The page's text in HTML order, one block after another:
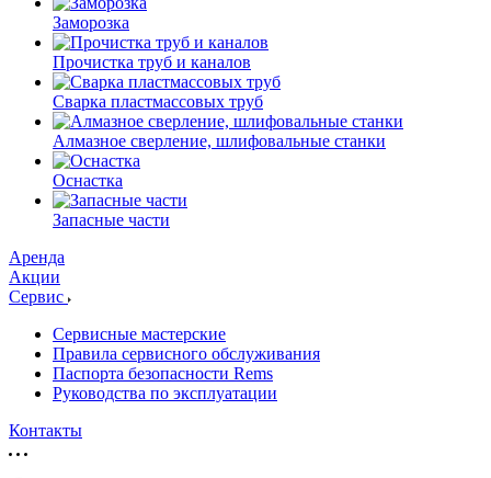
Заморозка
Прочистка труб и каналов
Сварка пластмассовых труб
Алмазное сверление, шлифовальные станки
Оснастка
Запасные части
Аренда
Акции
Сервис
Сервисные мастерские
Правила сервисного обслуживания
Паспорта безопасности Rems
Руководства по эксплуатации
Контакты